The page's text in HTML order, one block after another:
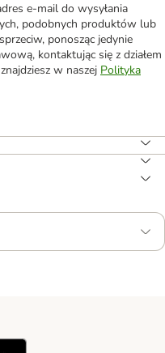
e-mail do wysyłania
podobnych produktów lub
ponosząc jedynie
kontaktując się z działem
w naszej Polityka